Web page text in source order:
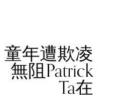
N童年遭欺凌
無阻Patrick
Ta在